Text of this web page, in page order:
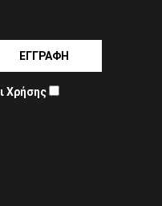
ΕΓΓΡΑΦΗ
Χρήσης